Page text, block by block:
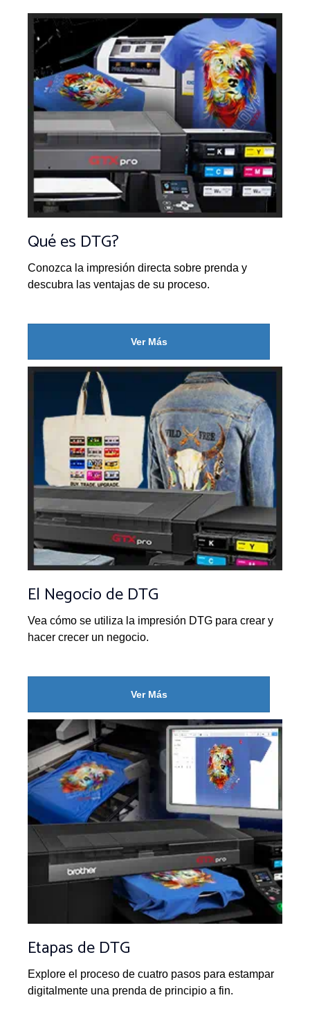
Qué es DTG?
Conozca la impresión directa sobre prenda y
descubra las ventajas de su proceso.
Ver Más
El Negocio de DTG
Vea cómo se utiliza la impresión DTG para crear y
hacer crecer un negocio.
Ver Más
Etapas de DTG
Explore el proceso de cuatro pasos para estampar
digitalmente una prenda de principio a fin.